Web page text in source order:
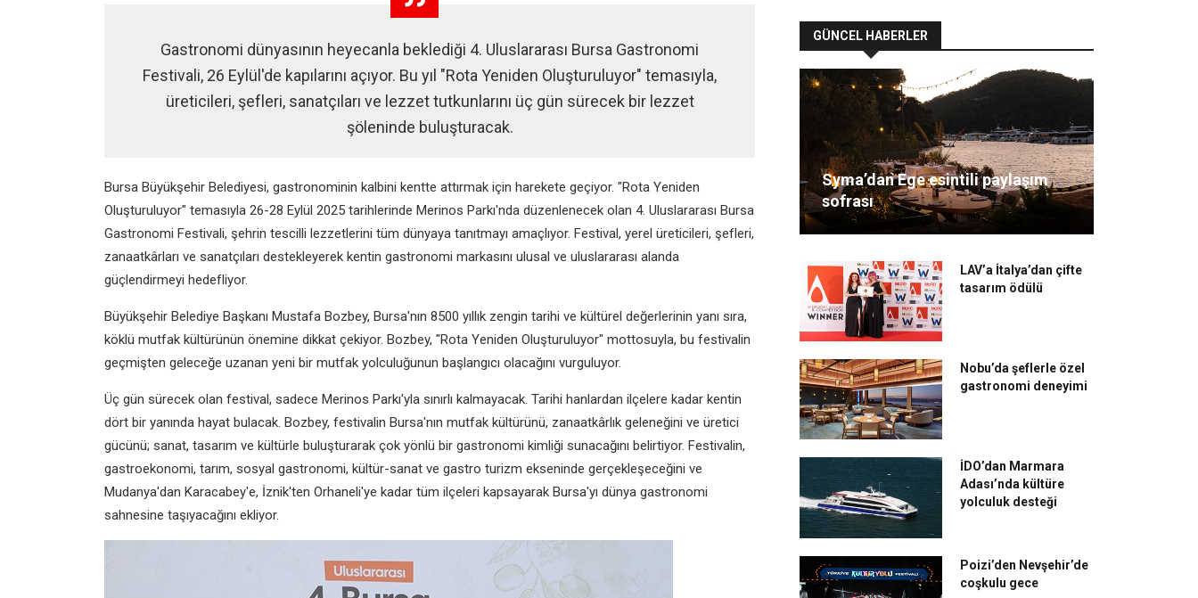
Gastronomi dünyasının heyecanla beklediği 4. Uluslararası Bursa Gastronomi
Festivali, 26 Eylül'de kapılarını açıyor. Bu yıl "Rota Yeniden Oluşturuluyor" temasıyla,
üreticileri, şefleri, sanatçıları ve lezzet tutkunlarını üç gün sürecek bir lezzet
şöleninde buluşturacak.
Bursa Büyükşehir Belediyesi, gastronominin kalbini kentte attırmak için harekete geçiyor. "Rota Yeniden
Oluşturuluyor" temasıyla 26-28 Eylül 2025 tarihlerinde Merinos Parkı'nda düzenlenecek olan 4. Uluslararası Bursa
Gastronomi Festivali, şehrin tescilli lezzetlerini tüm dünyaya tanıtmayı amaçlıyor. Festival, yerel üreticileri, şefleri,
zanaatkârları ve sanatçıları destekleyerek kentin gastronomi markasını ulusal ve uluslararası alanda
güçlendirmeyi hedefliyor.
Büyükşehir Belediye Başkanı Mustafa Bozbey, Bursa'nın 8500 yıllık zengin tarihi ve kültürel değerlerinin yanı sıra,
köklü mutfak kültürünün önemine dikkat çekiyor. Bozbey, "Rota Yeniden Oluşturuluyor" mottosuyla, bu festivalin
geçmişten geleceğe uzanan yeni bir mutfak yolculuğunun başlangıcı olacağını vurguluyor.
Üç gün sürecek olan festival, sadece Merinos Parkı'yla sınırlı kalmayacak. Tarihi hanlardan ilçelere kadar kentin
dört bir yanında hayat bulacak. Bozbey, festivalin Bursa'nın mutfak kültürünü, zanaatkârlık geleneğini ve üretici
gücünü; sanat, tasarım ve kültürle buluşturarak çok yönlü bir gastronomi kimliği sunacağını belirtiyor. Festivalin,
gastroekonomi, tarım, sosyal gastronomi, kültür-sanat ve gastro turizm ekseninde gerçekleşeceğini ve
Mudanya'dan Karacabey'e, İznik'ten Orhaneli'ye kadar tüm ilçeleri kapsayarak Bursa'yı dünya gastronomi
sahnesine taşıyacağını ekliyor.
GÜNCEL HABERLER
Syma’dan Ege esintili paylaşım
sofrası
LAV’a İtalya’dan çifte
tasarım ödülü
Nobu’da şeflerle özel
gastronomi deneyimi
İDO’dan Marmara
Adası’nda kültüre
yolculuk desteği
Poizi’den Nevşehir’de
coşkulu gece